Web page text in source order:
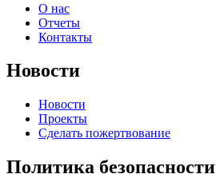
О нас
Отчеты
Контакты
Новости
Новости
Проекты
Сделать пожертвование
Политика безопасности